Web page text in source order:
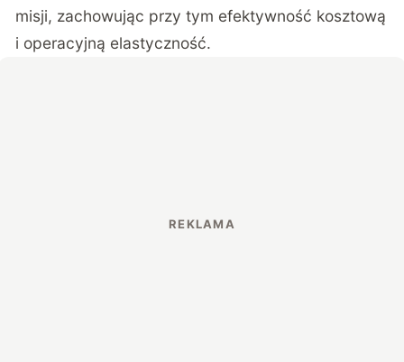
misji, zachowując przy tym efektywność kosztową
i operacyjną elastyczność.